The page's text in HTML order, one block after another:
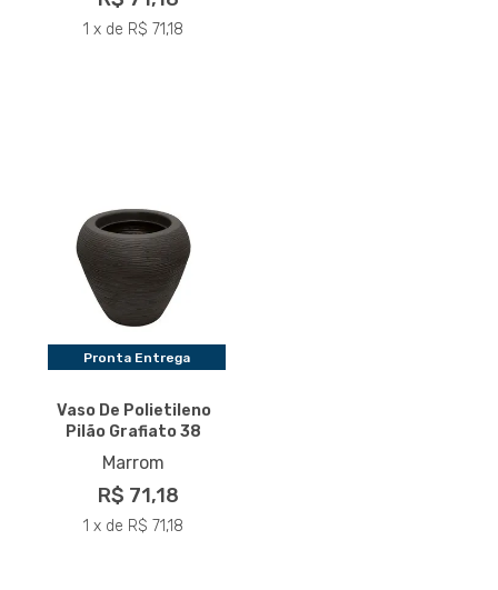
1 x de R$ 71,18
Pronta Entrega
Vaso De Polietileno
Pilão Grafiato 38
Marrom
R$ 71,18
1 x de R$ 71,18